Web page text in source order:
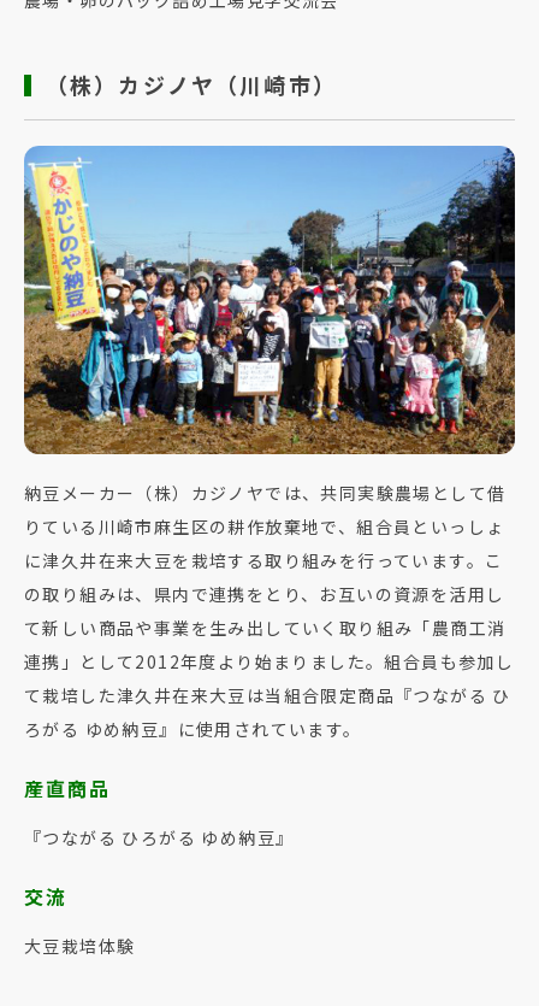
（株）カジノヤ（川崎市）
納豆メーカー（株）カジノヤでは、共同実験農場として借
りている川崎市麻生区の耕作放棄地で、組合員といっしょ
に津久井在来大豆を栽培する取り組みを行っています。こ
の取り組みは、県内で連携をとり、お互いの資源を活用し
て新しい商品や事業を生み出していく取り組み「農商工消
連携」として2012年度より始まりました。組合員も参加し
て栽培した津久井在来大豆は当組合限定商品『つながる ひ
ろがる ゆめ納豆』に使用されています。
産直商品
『つながる ひろがる ゆめ納豆』
交流
大豆栽培体験